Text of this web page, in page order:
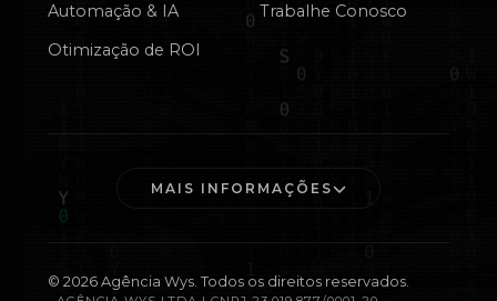
Automação & IA
Otimização de ROI
Trabalhe Conosco
MAIS INFORMAÇÕES
© 2026Agência Wys. Todos os direitos reservados.